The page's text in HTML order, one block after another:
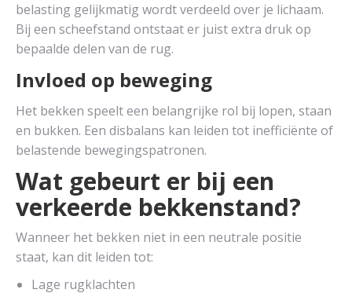
belasting gelijkmatig wordt verdeeld over je lichaam.
Bij een scheefstand ontstaat er juist extra druk op
bepaalde delen van de rug.
Invloed op beweging
Het bekken speelt een belangrijke rol bij lopen, staan
en bukken. Een disbalans kan leiden tot inefficiënte of
belastende bewegingspatronen.
Wat gebeurt er bij een
verkeerde bekkenstand?
Wanneer het bekken niet in een neutrale positie
staat, kan dit leiden tot:
Lage rugklachten